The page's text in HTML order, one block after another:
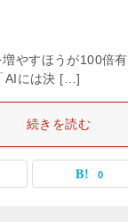
やすほうが100倍
AIには決 […]
続きを読む
0